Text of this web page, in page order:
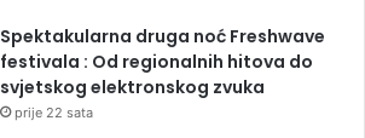
Spektakularna druga noć Freshwave
festivala : Od regionalnih hitova do
svjetskog elektronskog zvuka
prije 22 sata